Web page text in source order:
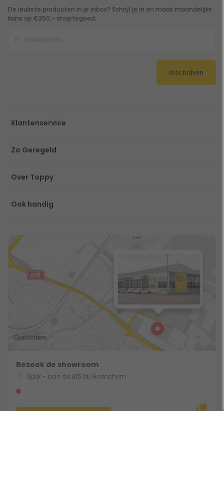
De leukste producten in je inbox? Schrijf je in en maak maandelijks
kans op €250,- shoptegoed.
Inschrijven
Klantenservice
Zo Geregeld
Over Toppy
Ook handig
Bezoek de showroom
Spijk - aan de A15 bij Gorinchem